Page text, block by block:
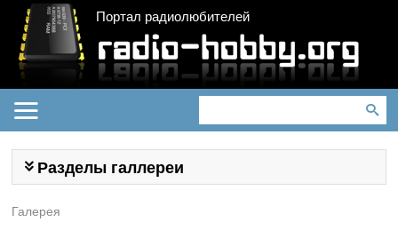
Портал радиолюбителей
Разделы галлереи
Галерея